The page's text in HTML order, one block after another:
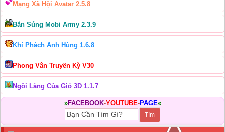
Mạng Xã Hội Avatar 2.5.8
Bắn Súng Mobi Army 2.3.9
Khí Phách Anh Hùng 1.6.8
Phong Vân Truyền Kỳ V30
Ngôi Làng Của Gió 3D 1.1.7
»FACEBOOK-YOUTUBE-PAGE«